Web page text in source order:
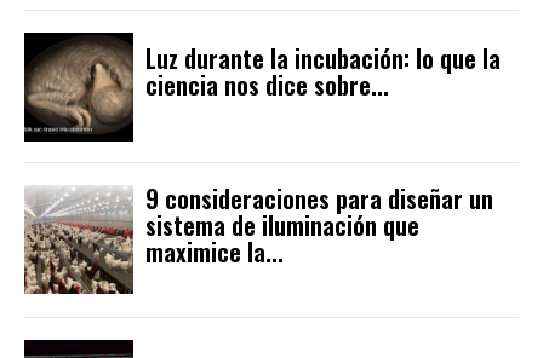
Luz durante la incubación: lo que la
ciencia nos dice sobre...
9 consideraciones para diseñar un
sistema de iluminación que
maximice la...